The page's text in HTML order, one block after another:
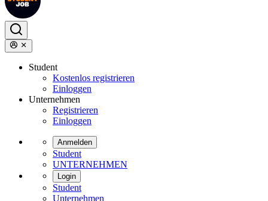
Student
Kostenlos registrieren
Einloggen
Unternehmen
Registrieren
Einloggen
Anmelden
Student
UNTERNEHMEN
Login
Student
Unternehmen